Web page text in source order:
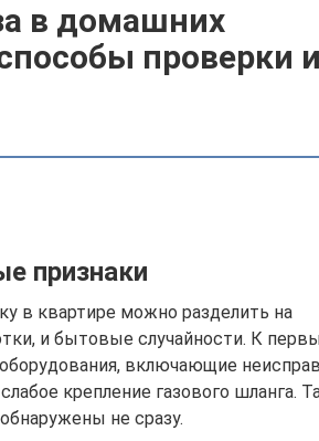
в домашних
проверки и
признаки
в квартире можно разделить на
и бытовые случайности. К
включающие
крепление газового шланга.
не сразу.